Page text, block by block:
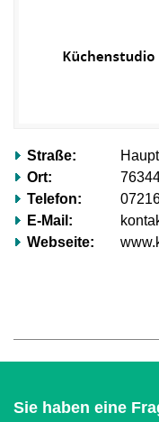
Straße:
Ort:
Telefon:
E-Mail:
Webseite:
Sie haben eine